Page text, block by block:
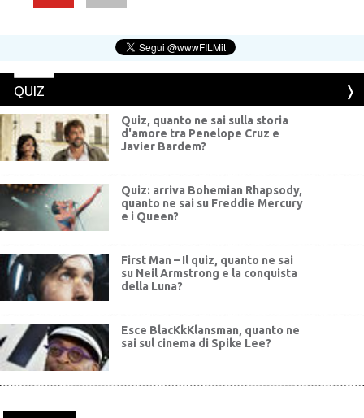
QUIZ
Quiz, quanto ne sai sulla storia
d'amore tra Penelope Cruz e
Javier Bardem?
Quiz: arriva Bohemian Rhapsody,
quanto ne sai su Freddie Mercury
e i Queen?
First Man – Il quiz, quanto ne sai
su Neil Armstrong e la conquista
della Luna?
Esce BlacKkKlansman, quanto ne
sai sul cinema di Spike Lee?